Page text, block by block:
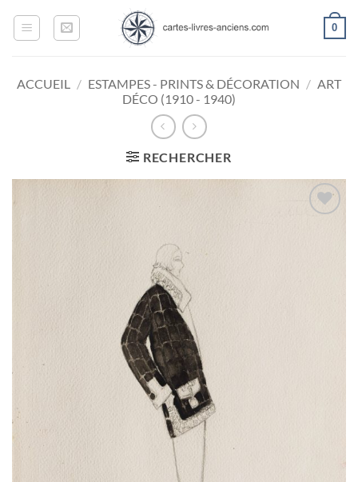
0
ACCUEIL / ESTAMPES - PRINTS & DÉCORATION / ART
DÉCO (1910 - 1940)
RECHERCHER